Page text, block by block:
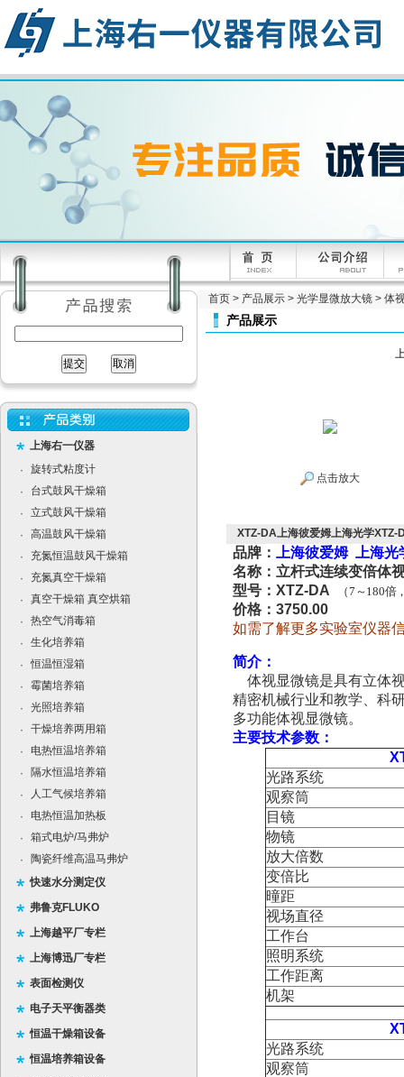
上海右一仪器
·
旋转式粘度计
·
台式鼓风干燥箱
·
立式鼓风干燥箱
·
高温鼓风干燥箱
·
充氮恒温鼓风干燥箱
·
充氮真空干燥箱
·
真空干燥箱 真空烘箱
·
热空气消毒箱
·
生化培养箱
·
恒温恒湿箱
·
霉菌培养箱
·
光照培养箱
·
干燥培养两用箱
·
电热恒温培养箱
·
隔水恒温培养箱
·
人工气候培养箱
·
电热恒温加热板
·
箱式电炉/马弗炉
·
陶瓷纤维高温马弗炉
快速水分测定仪
弗鲁克FLUKO
上海越平厂专栏
上海博迅厂专栏
表面检测仪
电子天平衡器类
恒温干燥箱设备
恒温培养箱设备
首页 > 产品展示 > 光学显微放大镜 > 体
产品展示
点击放大
XTZ-DA上海彼爱姆上海光学
品牌：
上海彼爱姆 上海光
名称：立杆式连续变倍体
型号：XTZ-DA
（7 ～180倍
价格：3750.00
如需了解更多实验室仪器
简介：
体视显微镜是具有立体
精密机械行业和教学、科
多功能体视显微镜。
主要技术参数：
光路系统
观察筒
目镜
物镜
放大倍数
变倍比
曈距
视场直径
工作台
照明系统
工作距离
机架
光路系统
观察筒